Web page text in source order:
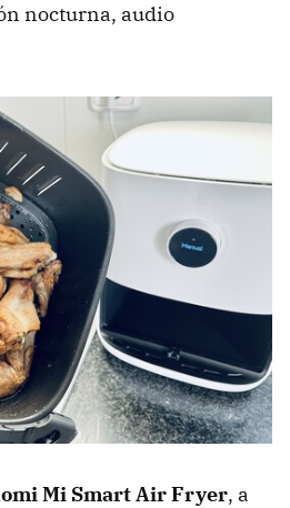
nocturna, audio
Mi Smart Air Fryer, a